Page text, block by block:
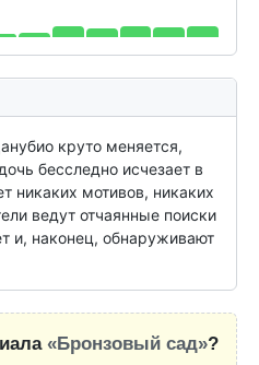
круто меняется,
бесследно исчезает в
никаких мотивов, никаких
ведут отчаянные поиски
и, наконец, обнаруживают
«Бронзовый сад»?